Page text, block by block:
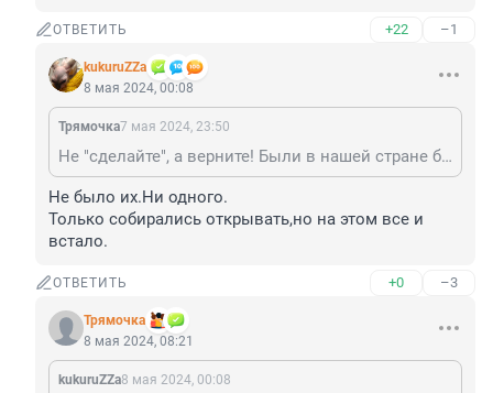
ОТВЕТИТЬ +22 –1
kukuruZZa
8 мая 2024, 00:08
Трямочка7 мая 2024, 23:50
Не "сделайте", а верните! Были в нашей стране бэби-боксы! А в 2016 году стараниями небезызвестной депутатши Мизулиной их запретили на законодательном уровне. Уже тогда некоторые СМИ прогнозировали, что следующим шагом станет запрет абортов. Ну вот, прошло 8 лет и мы уже на пороге и этого нововведения...
Не было их.Ни одного.
Только собирались открывать,но на этом все и
встало.
ОТВЕТИТЬ +0 –3
Трямочка
8 мая 2024, 08:21
kukuruZZa8 мая 2024, 00:08